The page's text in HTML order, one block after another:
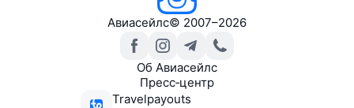
Авиасейлс© 2007–2026
Об Авиасейлс
Пресс‑центр
Travelpayouts